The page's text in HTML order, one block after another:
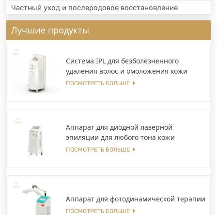
Частный уход и послеродовое восстановление
Лучшие продукты
Система IPL для безболезненного
удаления волос и омоложения кожи
ПОСМОТРЕТЬ БОЛЬШЕ
Аппарат для диодной лазерной
эпиляции для любого тона кожи
ПОСМОТРЕТЬ БОЛЬШЕ
Аппарат для фотодинамической терапии
ПОСМОТРЕТЬ БОЛЬШЕ